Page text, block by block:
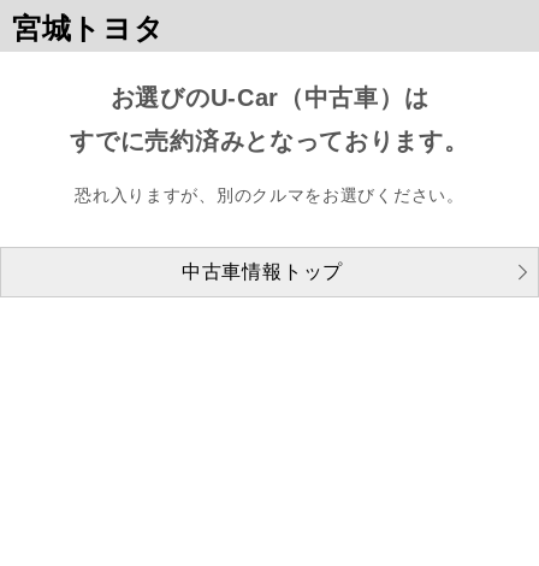
宮城トヨタ
お選びのU-Car（中古車）は
すでに売約済みとなっております。
恐れ入りますが、別のクルマをお選びください。
中古車情報トップ